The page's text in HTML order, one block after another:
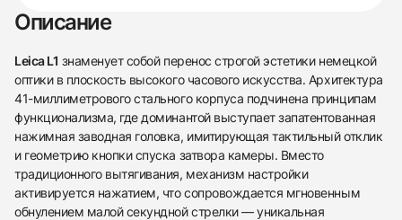
Описание
Leica L1 знаменует собой перенос строгой эстетики немецкой
оптики в плоскость высокого часового искусства. Архитектура
41-миллиметрового стального корпуса подчинена принципам
функционализма, где доминантой выступает запатентованная
нажимная заводная головка, имитирующая тактильный отклик
и геометрию кнопки спуска затвора камеры. Вместо
традиционного вытягивания, механизм настройки
активируется нажатием, что сопровождается мгновенным
обнулением малой секундной стрелки — уникальная